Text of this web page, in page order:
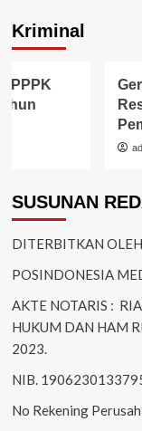
Kriminal
Berita Polisi
Gerak Cepat
Reskrim Polsek
Juni 18,
SUSUNAN
DITERBITKAN
POSINDONESIA
AKTE NOTARIS :
HUKUM DAN HAM
2023.
NIB.
No Rekening